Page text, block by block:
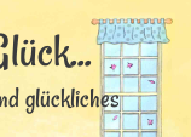
glückliches